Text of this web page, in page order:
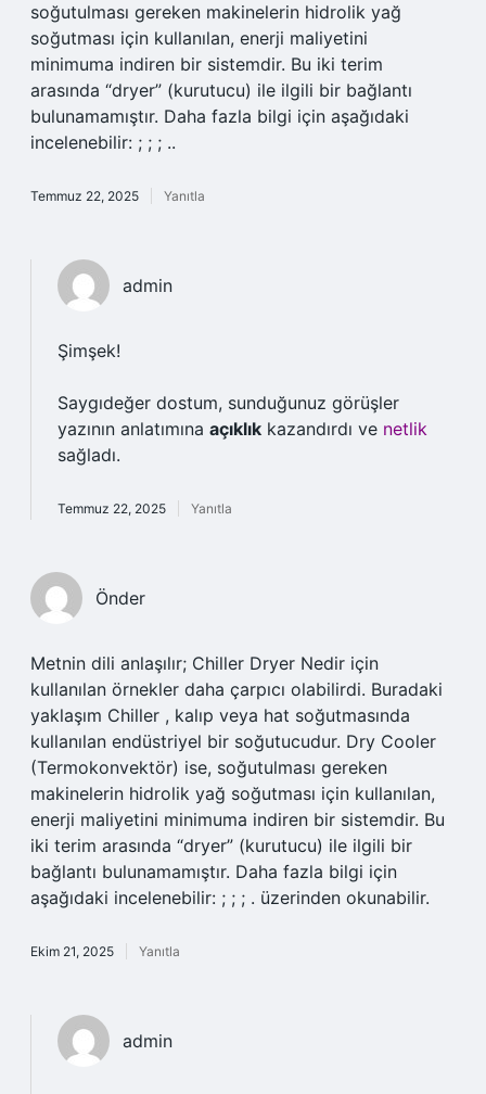
soğutulması gereken makinelerin hidrolik yağ
soğutması için kullanılan, enerji maliyetini
minimuma indiren bir sistemdir. Bu iki terim
arasında “dryer” (kurutucu) ile ilgili bir bağlantı
bulunamamıştır. Daha fazla bilgi için aşağıdaki
incelenebilir: ; ; ; ..
Temmuz 22, 2025 Yanıtla
admin
Şimşek!
Saygıdeğer dostum, sunduğunuz görüşler
yazının anlatımına açıklık kazandırdı ve netlik
sağladı.
Temmuz 22, 2025 Yanıtla
Önder
Metnin dili anlaşılır; Chiller Dryer Nedir için
kullanılan örnekler daha çarpıcı olabilirdi. Buradaki
yaklaşım Chiller , kalıp veya hat soğutmasında
kullanılan endüstriyel bir soğutucudur. Dry Cooler
(Termokonvektör) ise, soğutulması gereken
makinelerin hidrolik yağ soğutması için kullanılan,
enerji maliyetini minimuma indiren bir sistemdir. Bu
iki terim arasında “dryer” (kurutucu) ile ilgili bir
bağlantı bulunamamıştır. Daha fazla bilgi için
aşağıdaki incelenebilir: ; ; ; . üzerinden okunabilir.
Ekim 21, 2025 Yanıtla
admin